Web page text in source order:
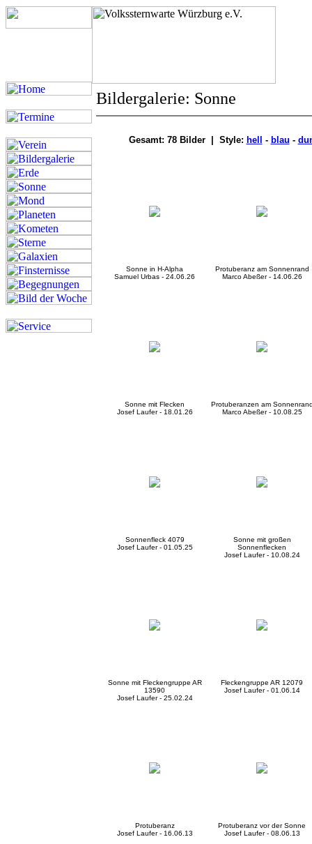
Bildergalerie: Sonne
Gesamt: 78 Bilder | Style: hell - blau -
Sonne in H-Alpha
Samuel Urbas - 24.06.26
Protuberanz am Sonnenrand
Marco Abeßer - 14.06.26
Sonne mit Flecken
Josef Laufer - 18.01.26
Protuberanzen am
Marco Abeßer - 10.08.25
Sonnenfleck 4079
Josef Laufer - 01.05.25
Sonne mit großen
Sonnenflecken
Josef Laufer - 10.08.24
Sonne mit Fleckengruppe AR
13590
Josef Laufer - 25.02.24
Fleckengruppe AR 12079
Josef Laufer - 01.06.14
Protuberanz
Josef Laufer - 16.06.13
Protuberanz vor der Sonne
Josef Laufer - 08.06.13